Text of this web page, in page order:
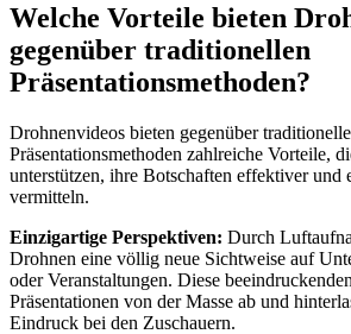
Welche Vorteile bieten
gegenüber traditionellen
Präsentationsmethoden?
Drohnenvideos bieten gegenüber
Präsentationsmethoden zahlreiche Vorteile,
unterstützen, ihre Botschaften effektiver und
vermitteln.
Einzigartige Perspektiven: Durch
Drohnen eine völlig neue Sichtweise auf
oder Veranstaltungen. Diese
Präsentationen von der Masse ab und
Eindruck bei den Zuschauern.